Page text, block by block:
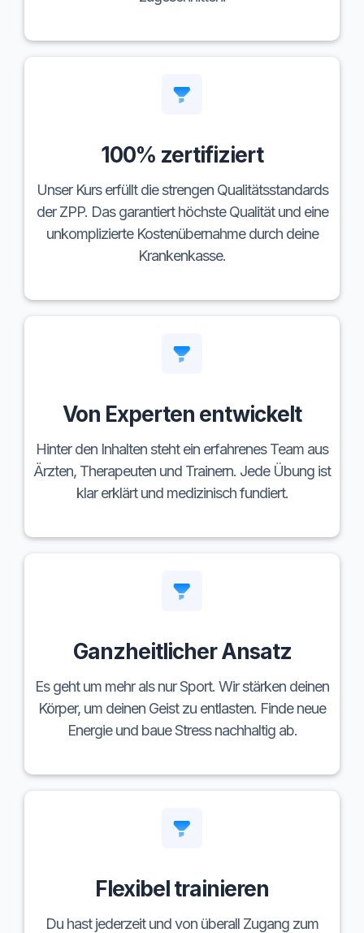
100% zertifiziert
Unser Kurs erfüllt die strengen Qualitätsstandards
der ZPP. Das garantiert höchste Qualität und eine
unkomplizierte Kostenübernahme durch deine
Krankenkasse.
Von Experten entwickelt
Hinter den Inhalten steht ein erfahrenes Team aus
Ärzten, Therapeuten und Trainern. Jede Übung ist
klar erklärt und medizinisch fundiert.
Ganzheitlicher Ansatz
Es geht um mehr als nur Sport. Wir stärken deinen
Körper, um deinen Geist zu entlasten. Finde neue
Energie und baue Stress nachhaltig ab.
Flexibel trainieren
Du hast jederzeit und von überall Zugang zum